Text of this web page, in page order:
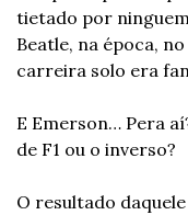
tietado por
Beatle, na época,
carreira solo era
E Emerson… Pera
de F1 ou o inverso?
O resultado